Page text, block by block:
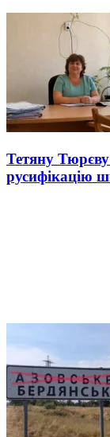
Тетяну Тюрєву
русифікацію